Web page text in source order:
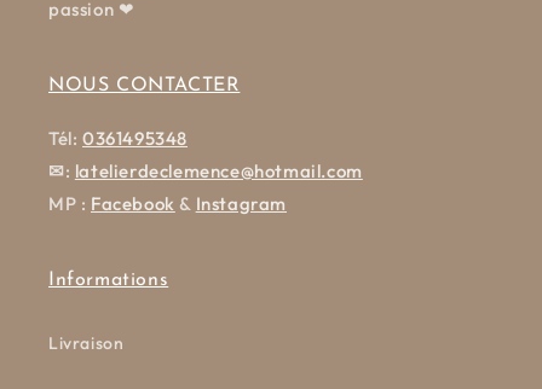
passion ❤
NOUS CONTACTER
Tél:0361495348
✉: latelierdeclemence@hotmail.com
MP : Facebook & Instagram
Informations
Livraison